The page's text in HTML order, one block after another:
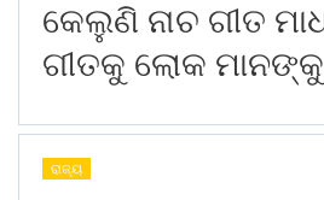
କେଲୁଣି ନାଚ ଗୀତ
ଗୀତକୁ ଲୋକ ମାନଙ୍କୁ
ରାଜ୍ୟ